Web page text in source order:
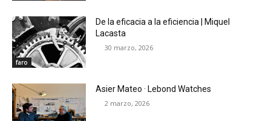
faro
De la eficacia a la eficiencia | Miquel
Lacasta
30 marzo, 2026
Asier Mateo · Lebond Watches
2 marzo, 2026